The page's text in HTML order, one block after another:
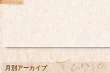
月別アーカイブ